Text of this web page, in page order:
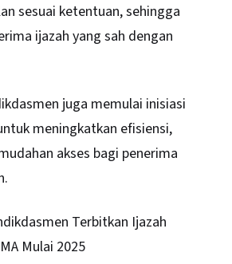
sesuai ketentuan, sehingga
ijazah yang sah dengan
juga memulai inisiasi
meningkatkan efisiensi,
akses bagi penerima
Terbitkan Ijazah
Mulai 2025